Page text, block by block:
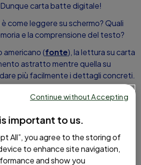
carta batte digitale!
come leggere su schermo? Quali
e la comprensione del testo?
americano (fonte), la lettura su carta
astratto mentre quella su
più facilmente i dettagli concreti.
a un gruppo di persone di
utilizzando descrizioni concrete
potevano definire l’attività
tra le espressioni come
su un foglio”. Una parte del
il test su tablet, l’altra su
ha usato il tablet tendeva a
important to us.
All”, you agree to the storing of
to enhance site navigation,
and show you
Continue without Accepting